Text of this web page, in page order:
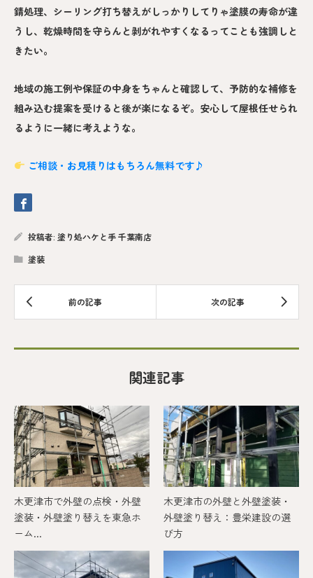
錆処理、シーリング打ち替えがしっかりしてりゃ塗膜の寿命が違
うし、乾燥時間を守らんと剥がれやすくなるってことも強調しと
きたい。
地域の施工例や保証の中身をちゃんと確認して、予防的な補修を
組み込む提案を受けると後が楽になるぞ。安心して屋根任せられ
るように一緒に考えような。
ご相談・お見積りはもちろん無料です♪
投稿者: 塗り処ハケと手 千葉南店
塗装
関連記事
木更津市で外壁の点検・外壁
塗装・外壁塗り替えを東急ホ
ーム...
木更津市の外壁と外壁塗装・
外壁塗り替え：豊栄建設の選
び方